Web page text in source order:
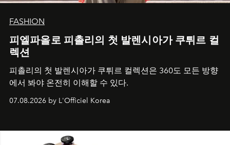
FASHION
피엘파올로 피촐리의 첫 발렌시아가 쿠튀르 컬
렉션
피촐리의 첫 발렌시아가 쿠튀르 컬렉션은 360도 모든 방향
에서 봐야 온전히 이해할 수 있다.
07.08.2026 by L'Officiel Korea